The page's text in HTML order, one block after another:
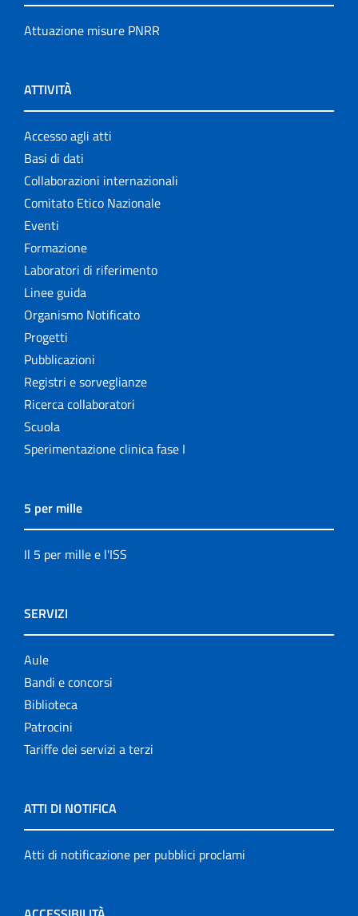
Attuazione misure PNRR
ATTIVITÀ
Accesso agli atti
Basi di dati
Collaborazioni internazionali
Comitato Etico Nazionale
Eventi
Formazione
Laboratori di riferimento
Linee guida
Organismo Notificato
Progetti
Pubblicazioni
Registri e sorveglianze
Ricerca collaboratori
Scuola
Sperimentazione clinica fase I
5 per mille
Il 5 per mille e l'ISS
SERVIZI
Aule
Bandi e concorsi
Biblioteca
Patrocini
Tariffe dei servizi a terzi
ATTI DI NOTIFICA
Atti di notificazione per pubblici proclami